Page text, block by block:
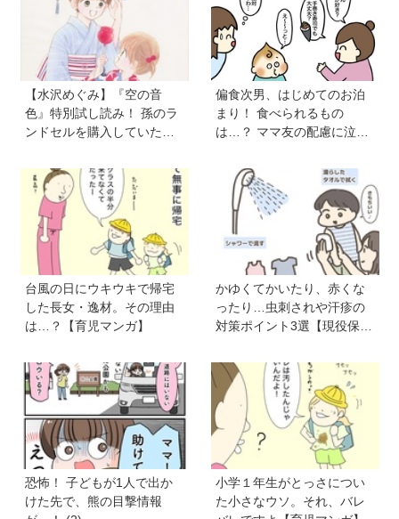
【水沢めぐみ】『空の音
色』特別試し読み！ 孫のラ
ンドセルを購入していた
ょっと苦手で…《最新５巻
発売＆8月31日まで７話無料
公開中》
偏食次男、はじめてのお泊
まり！ 食べられるもの
は…？ ママ友の配慮に泣い
べるの！？】vol.53
台風の日にウキウキで帰宅
した長女・逸材。その理由
は…？【育児マンガ】
かゆくてかいたり、赤くな
ったり…虫刺されや汗疹の
対策ポイント3選【現役保育
ト】
恐怖！ 子どもが1人で出か
けた先で、熊の目撃情報
小学１年生がとっさについ
た小さなウソ。それ、バレ